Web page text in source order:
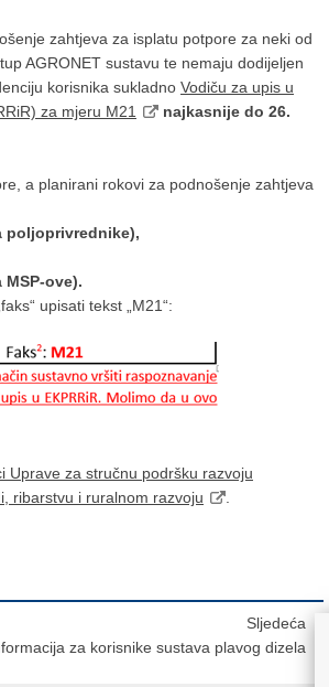
zahtjeva za isplatu potpore za neki od
AGRONET sustavu te nemaju dodijeljen
korisnika sukladno Vodiču za upis u
za mjeru M21
najkasnije do 26.
a planirani rokovi za podnošenje zahtjeva
poljoprivrednike),
ove).
upisati tekst „M21“:
Uprave za stručnu podršku razvoju
ribarstvu i ruralnom razvoju
Sljedeća
za korisnike sustava plavog dizela